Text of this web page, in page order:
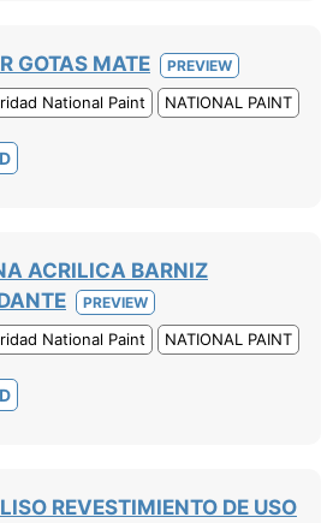
GOTAS MATE PREVIEW
National Paint NATIONAL PAINT
ACRILICA BARNIZ
PREVIEW
National Paint NATIONAL PAINT
REVESTIMIENTO DE USO